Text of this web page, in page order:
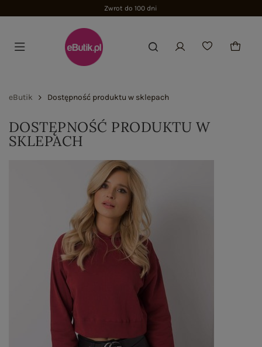
Zwrot do 100 dni
eButik Dostępność produktu w sklepach
DOSTĘPNOŚĆ PRODUKTU W
SKLEPACH